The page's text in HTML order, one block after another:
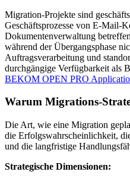
Migration-Projekte sind
Geschäftsprozesse von E-Mail-
Dokumentenverwaltung
während der Übergangsphase
Auftragsverarbeitung und
durchgängige Verfügbarkeit als
BEKOM OPEN PRO
Warum Migrations-
Die Art, wie eine Migration
die Erfolgswahrscheinlichkeit,
und die langfristige
Strategische Dimensionen: